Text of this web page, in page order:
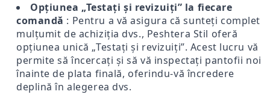
Opțiunea „Testați și revizuiți” la fiecare
comandă : Pentru a vă asigura că sunteți complet
mulțumit de achiziția dvs., Peshtera Stil oferă
opțiunea unică „Testați și revizuiți”. Acest lucru vă
permite să încercați și să vă inspectați pantofii noi
înainte de plata finală, oferindu-vă încredere
deplină în alegerea dvs.